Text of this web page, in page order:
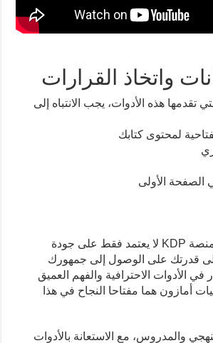
واتخاذ القرارات
تقدمها هذه الأدوات، يجب الانتباه إلى
لمحتوى كتابك
الصفحة الأولى
إن نجاح كتابك على منصة KDP لا يعتمد فقط على جودة
قدرتك على الوصول إلى جمهورك
في الأدوات الاحترافية والفهم العميق
أمازون هما مفتاحا النجاح في هذا
والمدروس، مع الاستعانة بالأدوات